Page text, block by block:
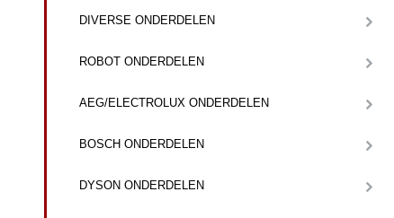
DIVERSE ONDERDELEN
ROBOT ONDERDELEN
AEG/ELECTROLUX ONDERDELEN
BOSCH ONDERDELEN
DYSON ONDERDELEN